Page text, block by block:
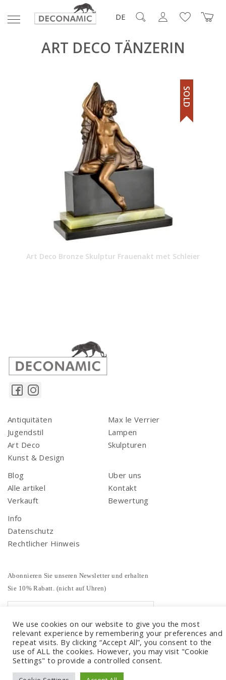
DE
ART DECO TÄNZERIN
Art Deco Bronze Skulptur Frauenakt met Schleier
SOLD
Antiquitäten
Jugendstil
Art Deco
Kunst & Design
Max le Verrier
Lampen
Skulpturen
Blog
Alle artikel
Verkauft
Uber uns
Kontakt
Bewertung
Info
Datenschutz
Rechtlicher Hinweis
Abonnieren Sie unseren Newsletter und erhalten
Sie 10% Rabatt. (nicht auf Uhren)
We use cookies on our website to give you the most
relevant experience by remembering your preferences and
repeat visits. By clicking “Accept All”, you consent to the
use of ALL the cookies. However, you may visit "Cookie
Settings" to provide a controlled consent.